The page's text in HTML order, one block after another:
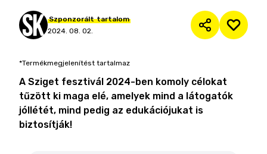
Szponzorált tartalom
2024. 08. 02.
*Termékmegjelenítést tartalmaz
A Sziget fesztivál 2024-ben komoly célokat
tűzött ki maga elé, amelyek mind a látogatók
jóllétét, mind pedig az edukációjukat is
biztosítják!